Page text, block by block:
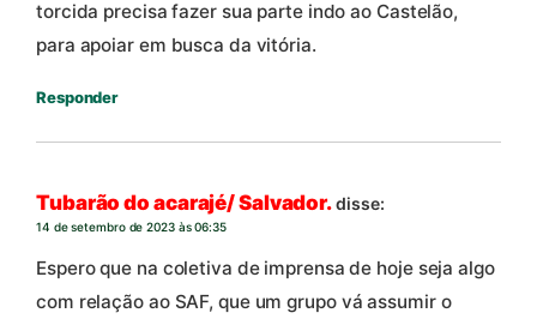
torcida precisa fazer sua parte indo ao Castelão,
para apoiar em busca da vitória.
Responder
Tubarão do acarajé/ Salvador.disse:
14 de setembro de 2023 às 06:35
Espero que na coletiva de imprensa de hoje seja algo
com relação ao SAF, que um grupo vá assumir o